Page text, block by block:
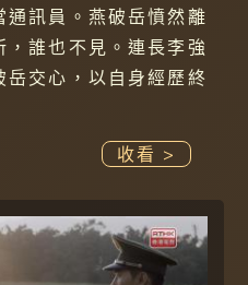
訊員。燕破岳憤然離
誰也不見。連長李強
交心，以自身經歷終
收看 >